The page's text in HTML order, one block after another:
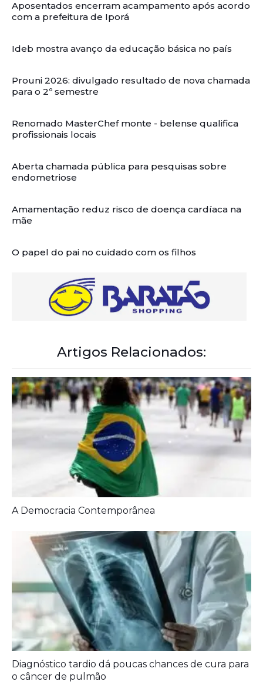
Aposentados encerram acampamento após acordo
com a prefeitura de Iporá
Ideb mostra avanço da educação básica no país
Prouni 2026: divulgado resultado de nova chamada
para o 2º semestre
Renomado MasterChef monte - belense qualifica
profissionais locais
Aberta chamada pública para pesquisas sobre
endometriose
Amamentação reduz risco de doença cardíaca na
mãe
O papel do pai no cuidado com os filhos
Artigos Relacionados:
A Democracia Contemporânea